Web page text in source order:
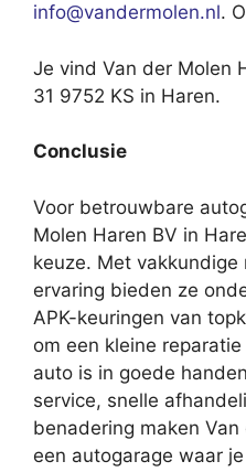
info@vandermolen.nl.
Je vind Van der Molen
31 9752 KS in Haren.
Conclusie
Voor betrouwbare
Molen Haren BV in
keuze. Met
ervaring bieden ze
APK-keuringen van
om een kleine
auto is in goede
service, snelle
benadering maken
een autogarage waar